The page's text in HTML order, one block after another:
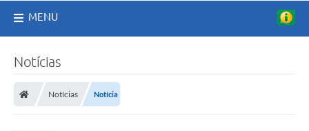
MENU
Notícias
Notícias Notícia